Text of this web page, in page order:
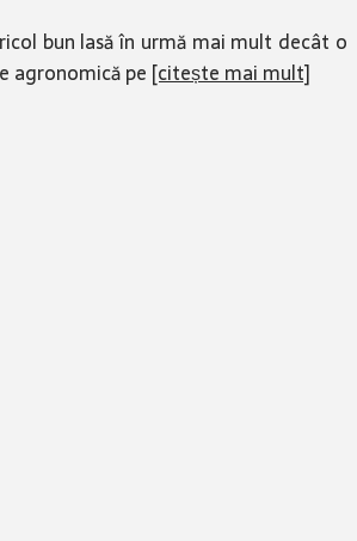
bun lasă în urmă mai mult decât o
agronomică pe [citește mai mult]